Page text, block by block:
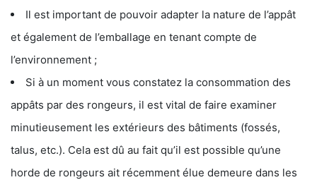
Il est important de pouvoir adapter la nature de l’appât
et également de l’emballage en tenant compte de
l’environnement ;
Si à un moment vous constatez la consommation des
appâts par des rongeurs, il est vital de faire examiner
minutieusement les extérieurs des bâtiments (fossés,
talus, etc.). Cela est dû au fait qu’il est possible qu’une
horde de rongeurs ait récemment élue demeure dans les